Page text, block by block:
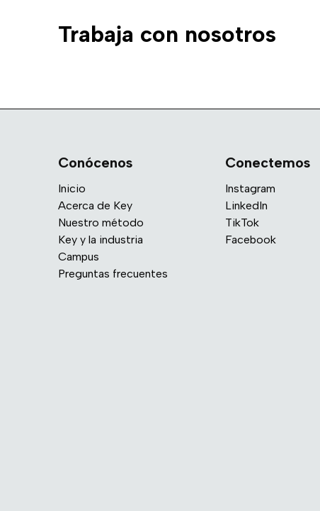
Trabaja con nosotros
Conócenos
Inicio
Acerca de Key
Nuestro método
Key y la industria
Campus
Preguntas frecuentes
Conectemos
Instagram
LinkedIn
TikTok
Facebook